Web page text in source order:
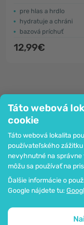
Táto webová
cookie
Táto webová lokalita
používateľského
nevyhnutné na správne
môžu sa používať na
Ďalšie informácie o
Google nájdete tu:
pre hlas a hrdlo
hydratuje a chráni
bazová príchuť
12,99€
Spoločnosť
Informácie
Pripoj sa k nám
Pomoc a objednávky
Možnosť platby kartou.
prostredníctvom šifrovania
Mapa stránok